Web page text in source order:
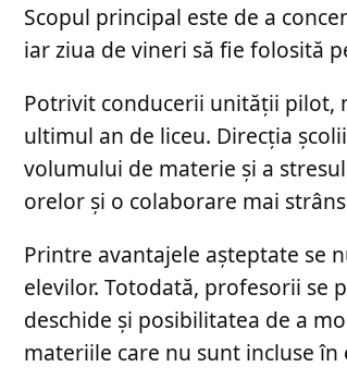
Scopul principal este de a
iar ziua de vineri să fie folosită
Potrivit conducerii unității pilot,
ultimul an de liceu. Direcția
volumului de materie și a
orelor și o colaborare mai
Printre avantajele așteptate se
elevilor. Totodată, profesorii se
deschide și posibilitatea de a
materiile care nu sunt incluse în